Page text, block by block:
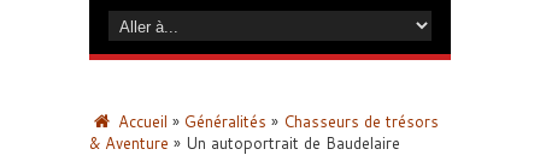
Accueil » Généralités » Chasseurs de trésors
& Aventure » Un autoportrait de Baudelaire